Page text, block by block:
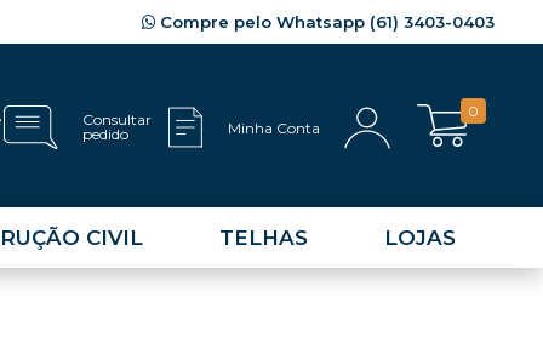
Compre pelo Whatsapp (61) 3403-0403
0
Minha Conta
Consultar
pedido
CIVIL TELHAS LOJAS